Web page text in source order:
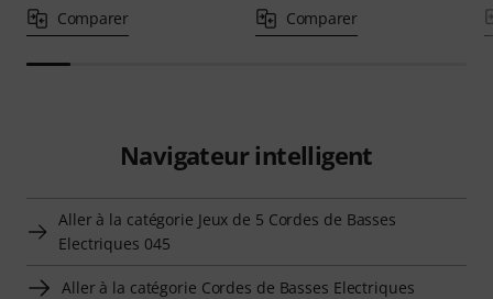
Comparer Comparer
Navigateur intelligent
Aller à la catégorie Jeux de 5 Cordes de Basses
Electriques 045
Aller à la catégorie Cordes de Basses Electriques